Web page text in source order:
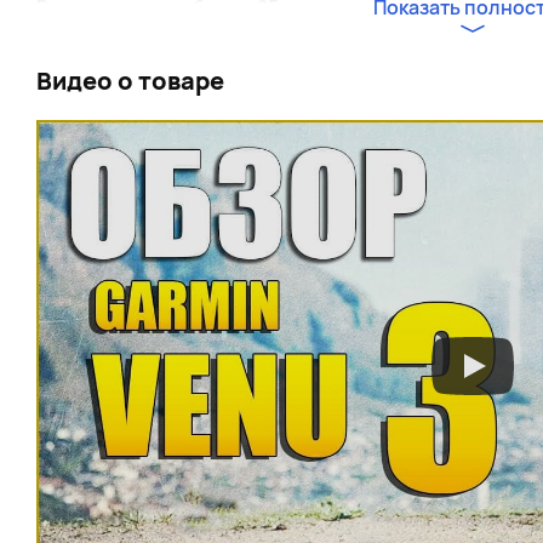
Всего доступно более 25 спортивных приложений,
высокоинтенсивных интервальных тренировок
экране подскажут, как правильно выполнять
Health Snapshot (Снимок здоровья) — одна из
течении двух минут часы будут измерять основные
вариабельность сердечного ритма, насыщенность
стресса. Отчет с полученными данными можно
Connect на совместимом смартфоне.
По сравнению с предыдущей версией у Venu 2 Plus
работы. В режиме смарт-часов обновленная
дней в предыдущей модели), а при прослушивании
При подключении к смартфону (на базе Android
совершать телефонные вызовы благодаря
доступно взаимодействие с голосовыми
Bixby или Apple Siri. С Garmin Venu 2 Plus вы можете
Показать
Видео о товаре